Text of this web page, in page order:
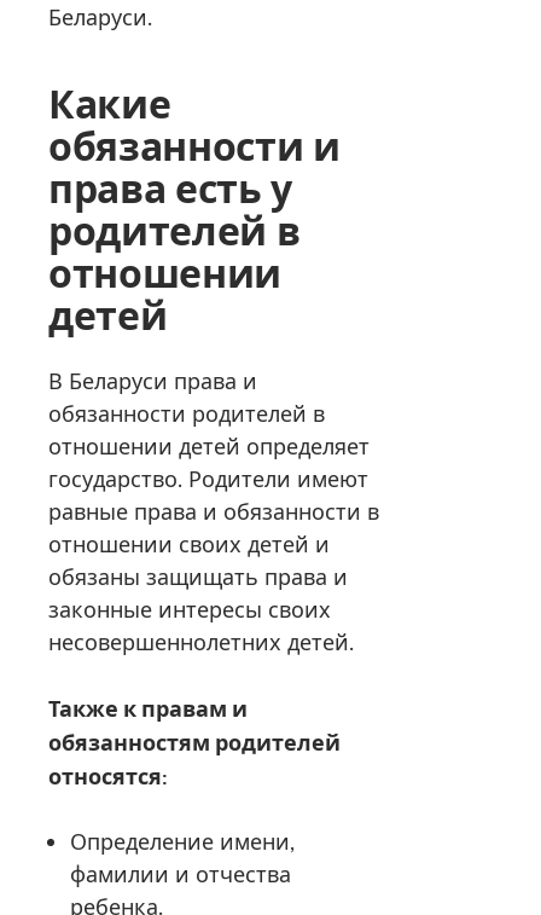
Беларуси.
Какие
обязанности и
права есть у
родителей в
отношении
детей
В Беларуси права и
обязанности родителей в
отношении детей определяет
государство. Родители имеют
равные права и обязанности в
отношении своих детей и
обязаны защищать права и
законные интересы своих
несовершеннолетних детей.
Также к правам и
обязанностям родителей
относятся:
Определение имени,
фамилии и отчества
ребенка.